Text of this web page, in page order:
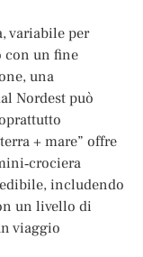
variabile per
con un fine
una
Nordest può
+ mare” offre
includendo
un livello di
viaggio